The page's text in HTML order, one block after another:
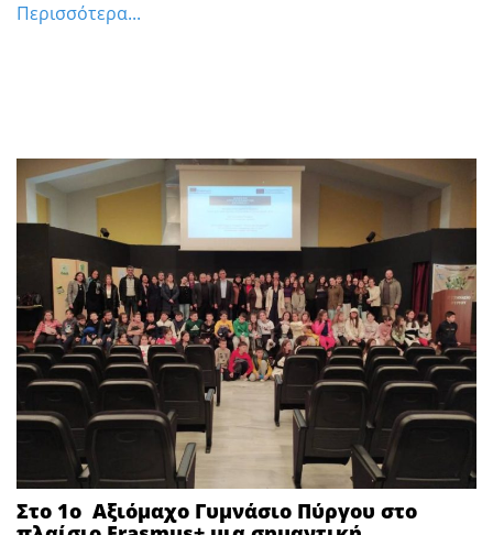
Περισσότερα...
Στο 1ο Αξιόμαχο Γυμνάσιο Πύργου στο